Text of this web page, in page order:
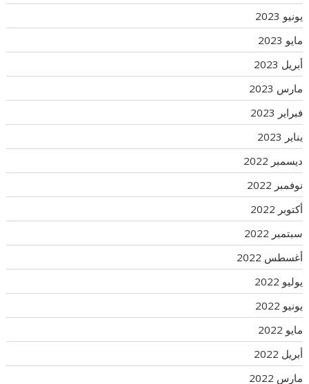
يونيو 2023
مايو 2023
أبريل 2023
مارس 2023
فبراير 2023
يناير 2023
ديسمبر 2022
نوفمبر 2022
أكتوبر 2022
سبتمبر 2022
أغسطس 2022
يوليو 2022
يونيو 2022
مايو 2022
أبريل 2022
مارس 2022